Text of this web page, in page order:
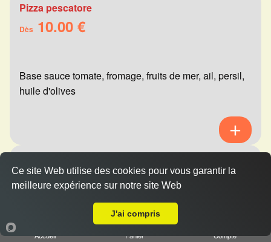
Pizza pescatore
Dès 10.00 €
Base sauce tomate, fromage, fruits de mer, ail, persil,
huile d'olives
Dès10.00 €
Base sauce tomate, fromage, viande hachée,
Accueil Panier Compte
Ce site Web utilise des cookies pour vous garantir la
meilleure expérience sur notre site Web
J'ai compris